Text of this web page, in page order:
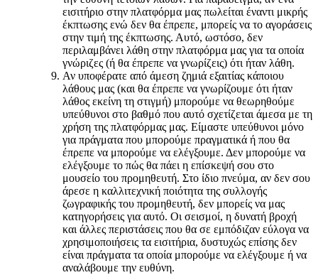
εισιτήριο στην πλατφόρμα μας πωλείται έναντι μικρής
έκπτωσης ενώ δεν θα έπρεπε, μπορείς να το αγοράσεις
στην τιμή της έκπτωσης. Αυτό, ωστόσο, δεν
περιλαμβάνει λάθη στην πλατφόρμα μας για τα οποία
γνώριζες (ή θα έπρεπε να γνωρίζεις) ότι ήταν λάθη.
Αν υποφέρατε από άμεση ζημιά εξαιτίας κάποιου
λάθους μας (και θα έπρεπε να γνωρίζουμε ότι ήταν
λάθος εκείνη τη στιγμή) μπορούμε να θεωρηθούμε
υπεύθυνοι στο βαθμό που αυτό σχετίζεται άμεσα με τη
χρήση της πλατφόρμας μας. Είμαστε υπεύθυνοι μόνο
για πράγματα που μπορούμε πραγματικά ή που θα
έπρεπε να μπορούμε να ελέγξουμε. Δεν μπορούμε να
ελέγξουμε το πώς θα πάει η επίσκεψή σου στο
μουσείο του προμηθευτή. Στο ίδιο πνεύμα, αν δεν σου
άρεσε η καλλιτεχνική ποιότητα της συλλογής
ζωγραφικής του προμηθευτή, δεν μπορείς να μας
κατηγορήσεις για αυτό. Οι σεισμοί, η δυνατή βροχή
και άλλες περιστάσεις που θα σε εμπόδιζαν εύλογα να
χρησιμοποιήσεις τα εισιτήρια, δυστυχώς επίσης δεν
είναι πράγματα τα οποία μπορούμε να ελέγξουμε ή να
αναλάβουμε την ευθύνη.